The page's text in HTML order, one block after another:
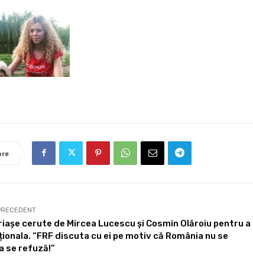
cerute de Mircea Lucescu și Cosmin Olăroiu pentru a
“FRF discuta cu ei pe motiv că România nu se
se refuză!”